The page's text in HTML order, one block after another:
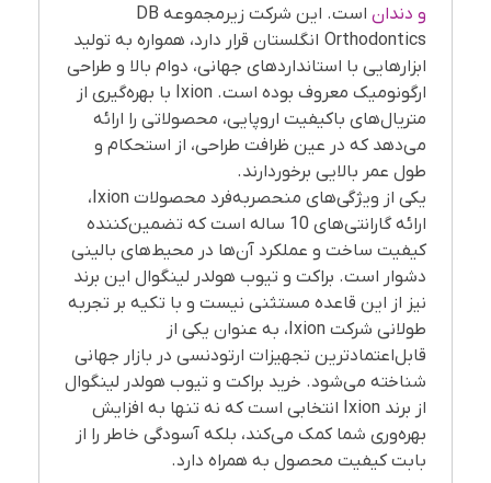
و دندان
است. این شرکت زیرمجموعه DB
Orthodontics انگلستان قرار دارد، همواره به تولید
ابزارهایی با استانداردهای جهانی، دوام بالا و طراحی
ارگونومیک معروف بوده است. Ixion با بهره‌گیری از
متریال‌های باکیفیت اروپایی، محصولاتی را ارائه
می‌دهد که در عین ظرافت طراحی، از استحکام و
طول عمر بالایی برخوردارند.
یکی از ویژگی‌های منحصربه‌فرد محصولات Ixion،
ارائه گارانتی‌های 10 ساله است که تضمین‌کننده
کیفیت ساخت و عملکرد آن‌ها در محیط‌های بالینی
دشوار است. براکت و تیوب هولدر لینگوال این برند
نیز از این قاعده مستثنی نیست و با تکیه بر تجربه
طولانی شرکت Ixion، به عنوان یکی از
قابل‌اعتمادترین تجهیزات ارتودنسی در بازار جهانی
شناخته می‌شود. خرید براکت و تیوب هولدر لینگوال
از برند Ixion انتخابی است که نه تنها به افزایش
بهره‌وری شما کمک می‌کند، بلکه آسودگی خاطر را از
بابت کیفیت محصول به همراه دارد.